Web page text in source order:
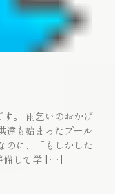
。 雨乞いのおかげ
達も始まったプール
のに、「もしかした
備して学 […]